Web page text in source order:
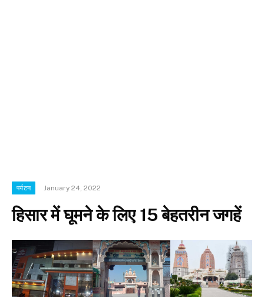
पर्यटन January 24, 2022
हिसार में घूमने के लिए 15 बेहतरीन जगहें